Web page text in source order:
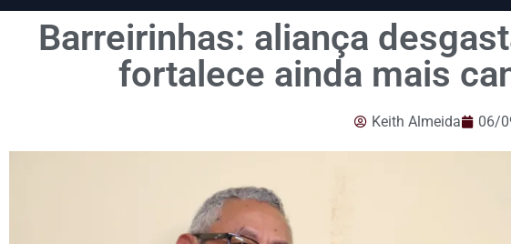
Barreirinhas: aliança
fortalece ainda mais
Keith Almeida 06/